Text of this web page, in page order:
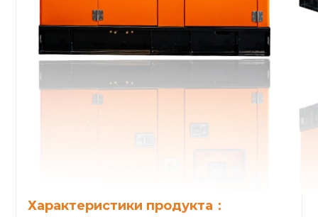
Характеристики продукта：